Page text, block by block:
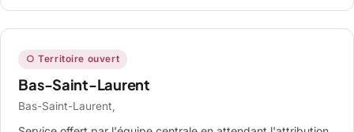
○ Territoire ouvert
Bas-Saint-Laurent
Bas-Saint-Laurent,